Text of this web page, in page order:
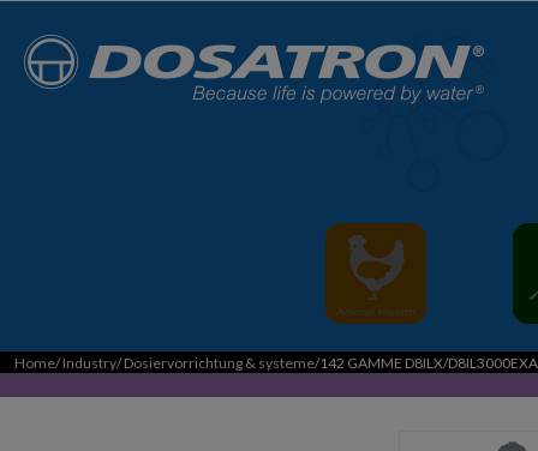
Home/Industry/Dosiervorrichtung & systeme/142 GAMME D8ILX/